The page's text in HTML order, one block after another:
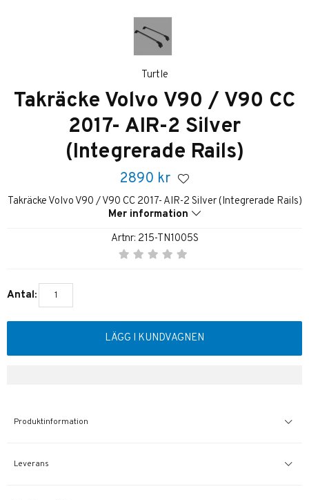
Turtle
Takräcke Volvo V90 / V90 CC
2017- AIR-2 Silver
(Integrerade Rails)
2890 kr
Takräcke Volvo V90 / V90 CC 2017- AIR-2 Silver (Integrerade Rails)
Mer information
Artnr: 215-TN1005S
Antal:
LÄGG I KUNDVAGNEN
Produktinformation
Leverans